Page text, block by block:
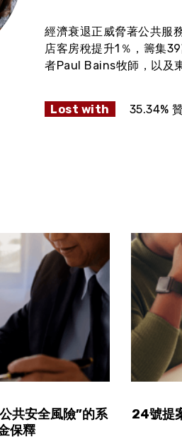
經濟衰退正威脅著公共服
店客房稅提升1％，籌集
者Paul Bains牧師，以及
Lost with 35.34%
共安全風險”的系
保釋
24號提